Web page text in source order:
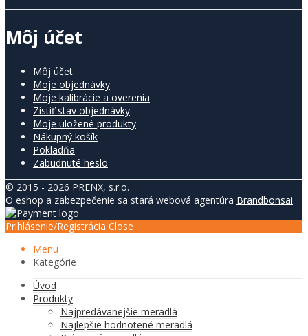
Môj účet
Môj účet
Moje objednávky
Moje kalibrácie a overenia
Zistiť stav objednávky
Moje uložené produkty
Nákupný košík
Pokladňa
Zabudnuté heslo
© 2015 - 2026 PRENX, s.r.o.
O eshop a zabezpečenie sa stará webová agentúra Brandbonsai
Prihlásenie/Registrácia Close
Menu
Kategórie
Úvod
Produkty
Najpredávanejšie meradlá
Najlepšie hodnotené meradlá